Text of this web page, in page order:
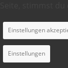
Einstellungen
Einstellungen